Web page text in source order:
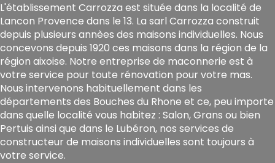
L'établissement Carrozza est située dans la localité de
Lancon Provence dans le 13. La sarl Carrozza construit
depuis plusieurs annèes des maisons individuelles. Nous
concevons depuis 1920 ces maisons dans la région de la
région aixoise. Notre entreprise de maconnerie est à
votre service pour toute rénovation pour votre mas.
Nous intervenons habituellement dans les
départements des Bouches du Rhone et ce, peu importe
dans quelle localité vous habitez : Salon, Grans ou bien
Pertuis ainsi que dans le Lubéron, nos services de
constructeur de maisons individuelles sont toujours à
votre service.